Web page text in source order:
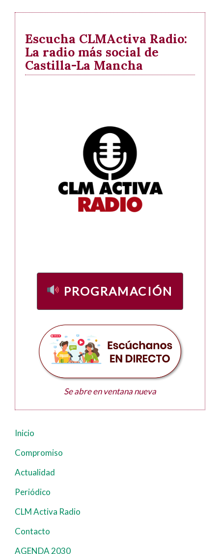
Escucha CLMActiva Radio:
La radio más social de
Castilla-La Mancha
PROGRAMACIÓN
Se abre en ventana nueva
Navegación
principal
Inicio
Compromiso
Actualidad
Periódico
CLM Activa Radio
Contacto
AGENDA 2030